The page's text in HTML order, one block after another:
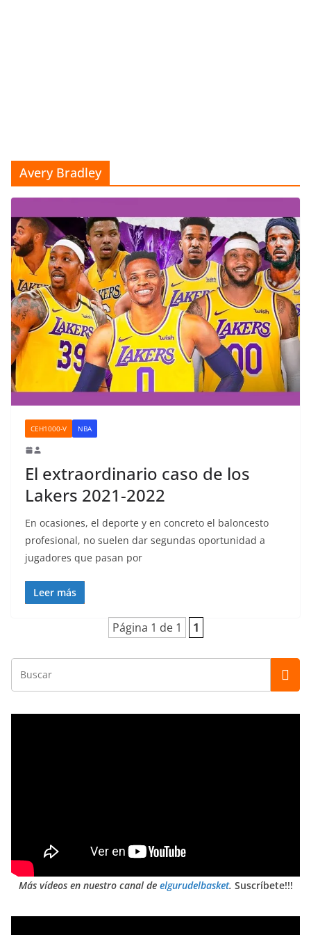
Avery Bradley
CEH1000-V NBA
El extraordinario caso de los
Lakers 2021-2022
En ocasiones, el deporte y en concreto el baloncesto
profesional, no suelen dar segundas oportunidad a
jugadores que pasan por
Leer más
Página 1 de 1 1
Más vídeos en nuestro canal de elgurudelbasket. Suscríbete!!!